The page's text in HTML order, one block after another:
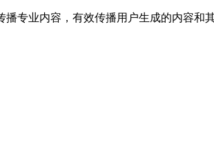
播专业内容，有效传播用户生成的内容